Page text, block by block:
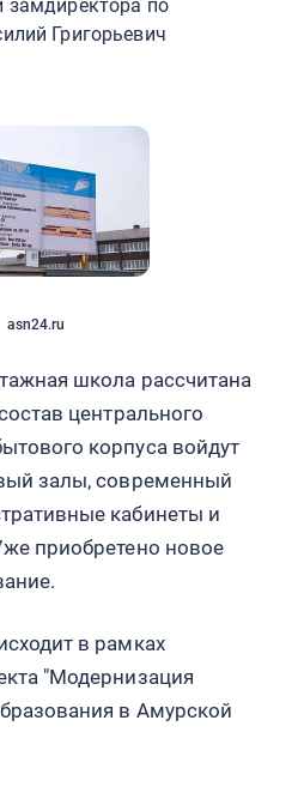
замдиректора по
Григорьевич
asn24.ru
школа рассчитана
центрального
корпуса войдут
залы, современный
кабинеты и
приобретено новое
в рамках
"Модернизация
в Амурской